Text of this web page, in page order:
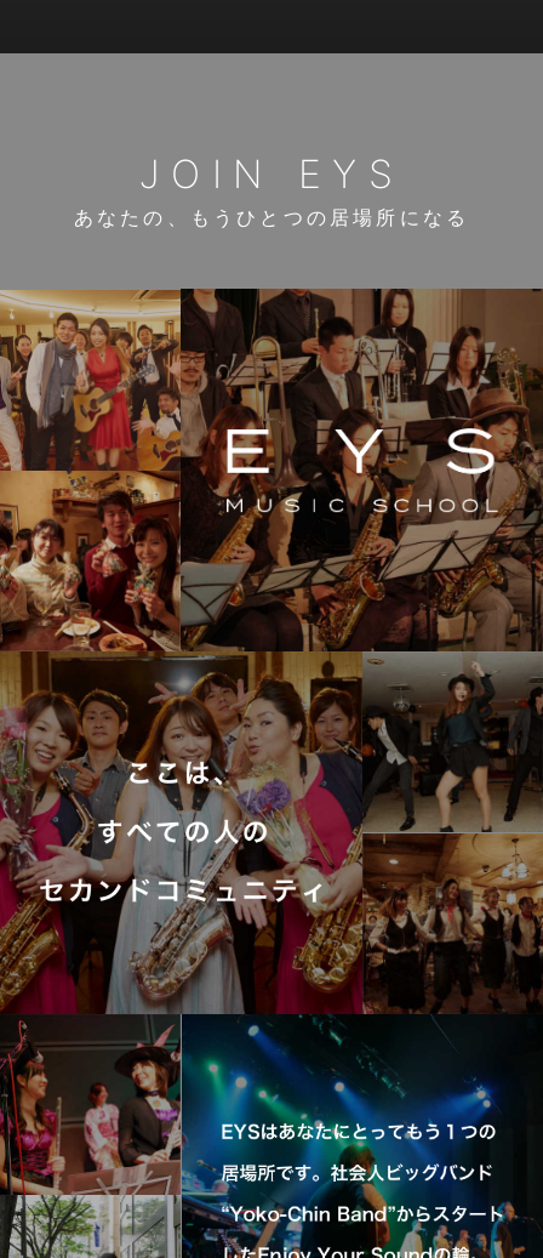
JOIN EYS
あなたの、もうひとつの居場所になる